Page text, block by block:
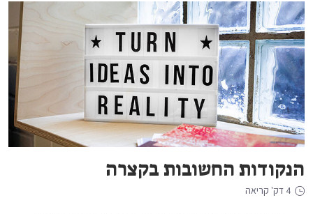
הנקודות החשובות בקצרה